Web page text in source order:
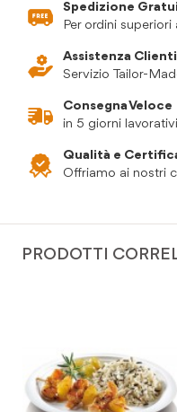
Spedizione
Per ordini
Assistenza Clienti
Servizio Tailor-
Consegna Veloce
in 5 giorni lavorativi
Qualità e
Offriamo ai nostri
PRODOTTI